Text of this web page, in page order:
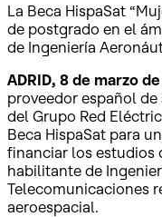
La Beca HispaSat
de postgrado en el
de Ingeniería
ADRID, 8 de marzo
proveedor español
del Grupo Red
Beca HispaSat para
financiar los estudios
habilitante de
Telecomunicaciones
aeroespacial.